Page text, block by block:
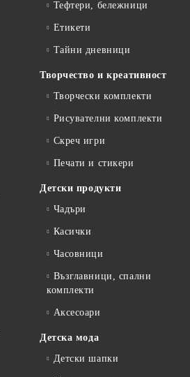
Тефтери, бележници
Етикети
Тайни дневници
Творчество и креативност
Творчески комплекти
Рисувателни комплекти
Скреч игри
Печати и стикери
Детски продукти
Чадъри
Касички
Часовници
Възглавници, спални
комплекти
Аксесоари
Детска мода
Детски шапки